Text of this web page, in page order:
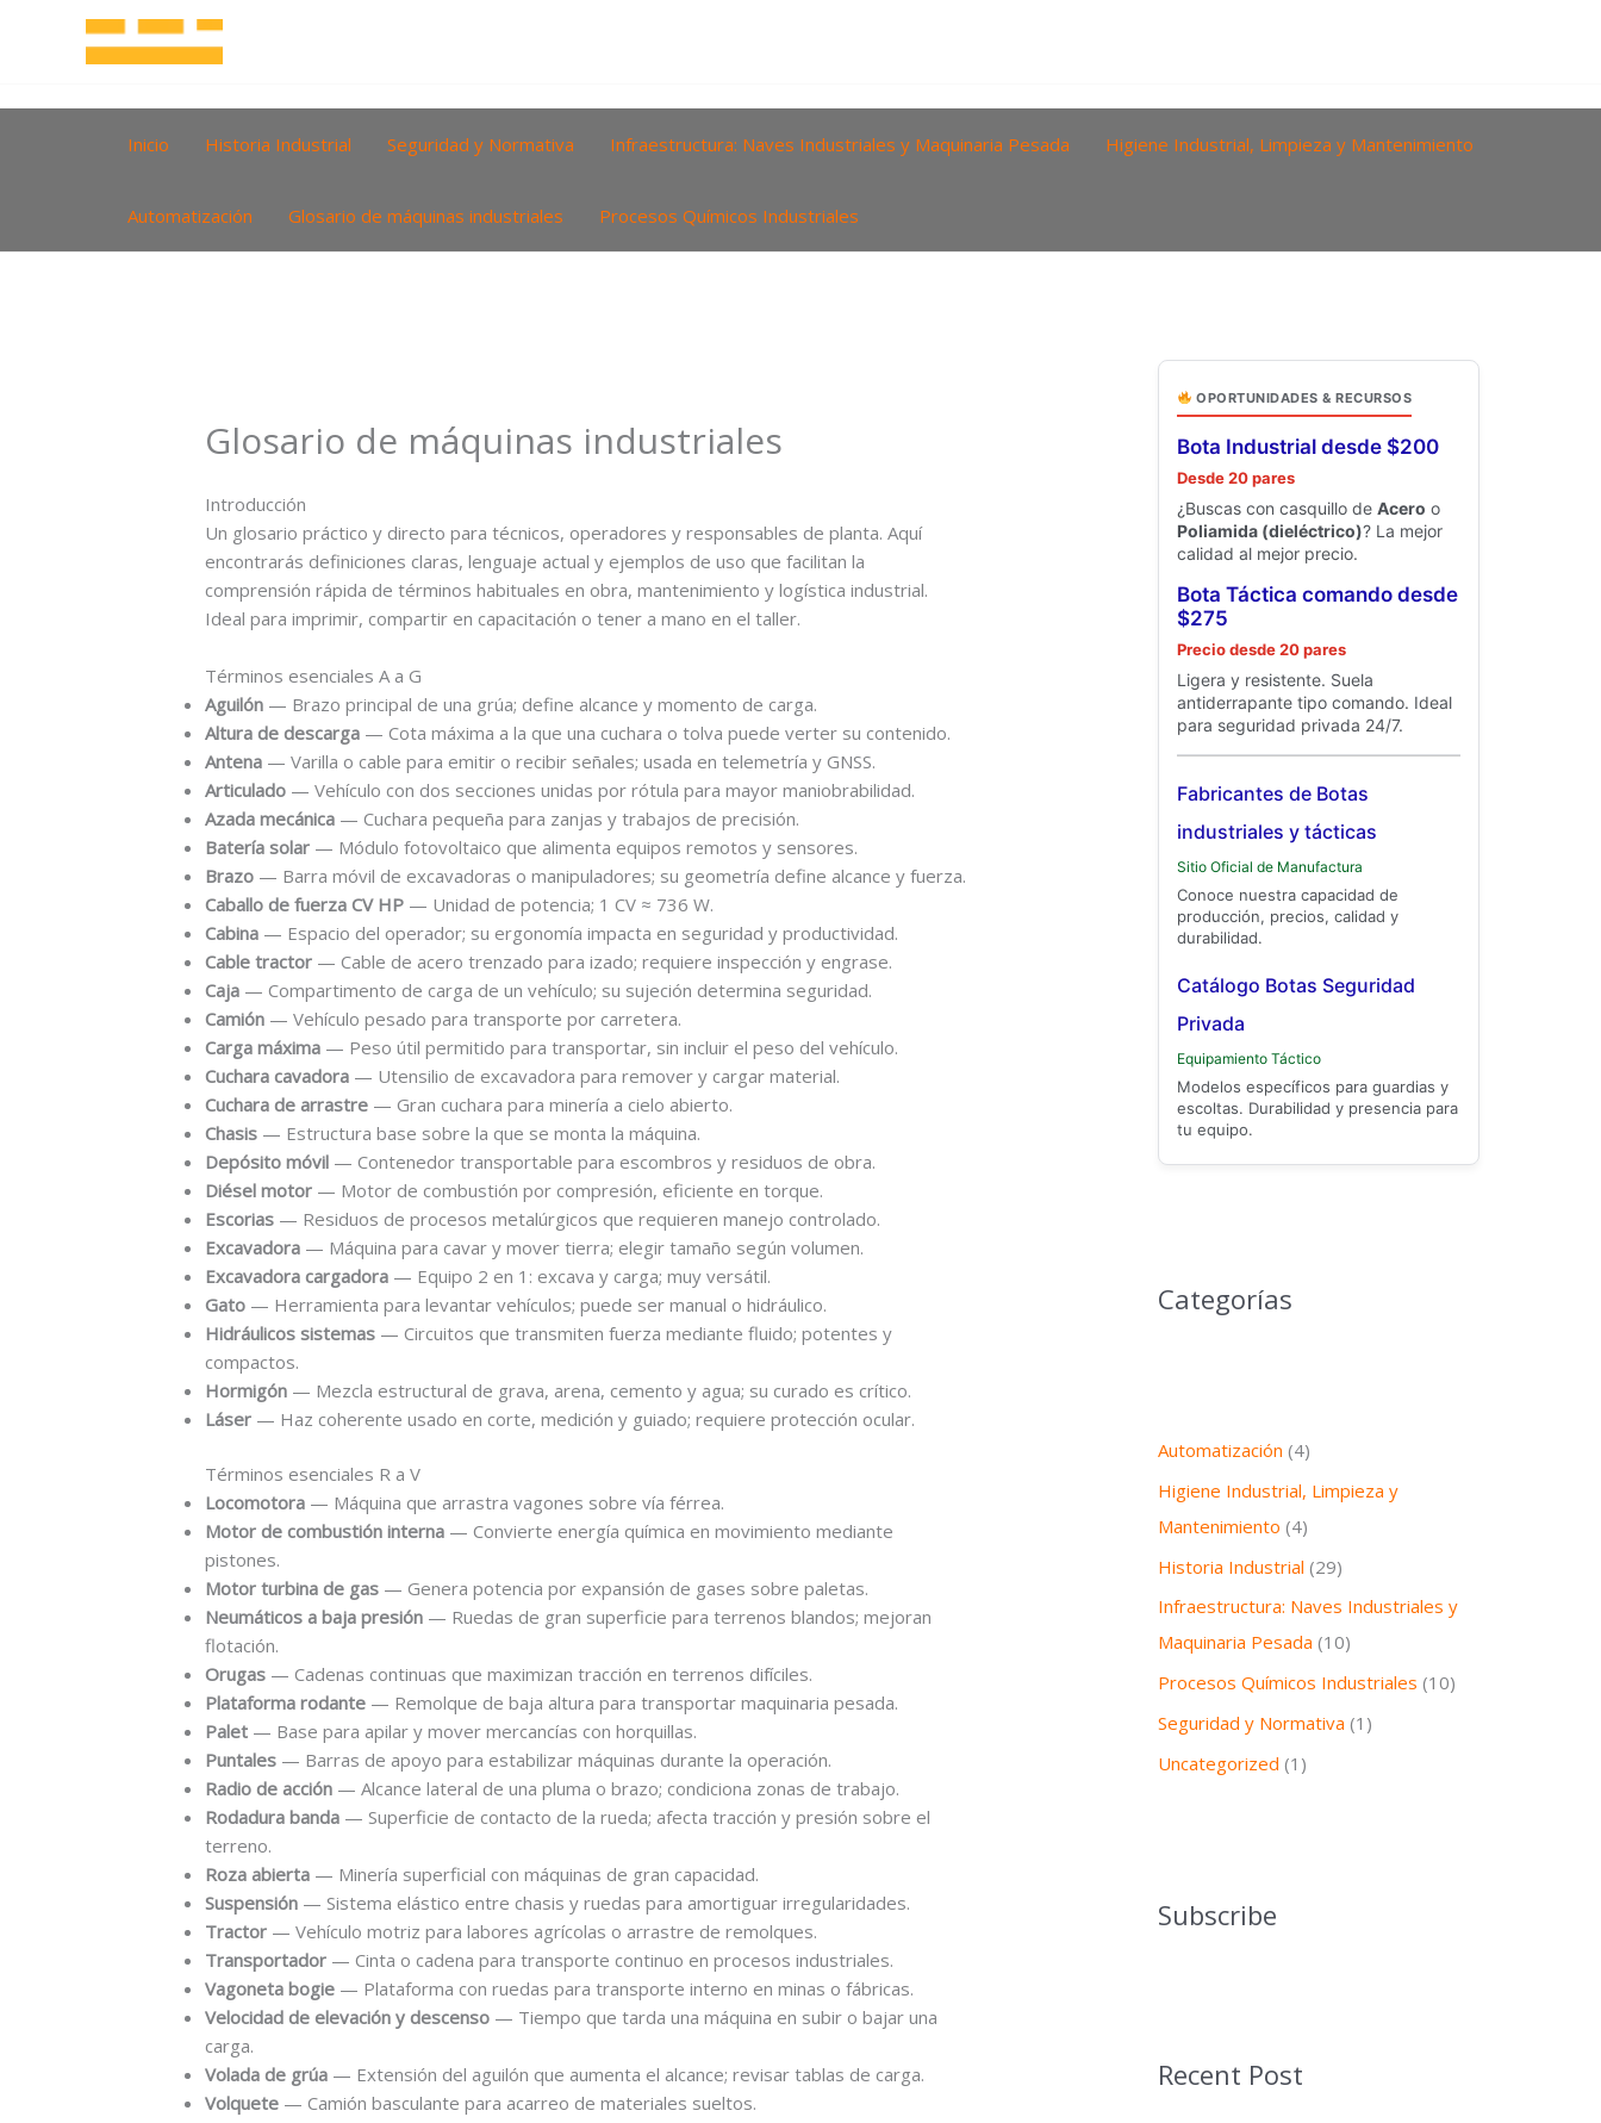
Inicio Historia Industrial Seguridad y Normativa Infraestructura: Naves Industriales y Maquinaria Pesada Higiene Industrial, Limpieza y Mantenimiento
Automatización Glosario de máquinas industriales Procesos Químicos Industriales
Glosario de máquinas industriales
Introducción
Un glosario práctico y directo para técnicos, operadores y responsables de planta. Aquí
encontrarás definiciones claras, lenguaje actual y ejemplos de uso que facilitan la
comprensión rápida de términos habituales en obra, mantenimiento y logística industrial.
Ideal para imprimir, compartir en capacitación o tener a mano en el taller.
Términos esenciales A a G
Aguilón — Brazo principal de una grúa; define alcance y momento de carga.
Altura de descarga — Cota máxima a la que una cuchara o tolva puede verter su contenido.
Antena — Varilla o cable para emitir o recibir señales; usada en telemetría y GNSS.
Articulado — Vehículo con dos secciones unidas por rótula para mayor maniobrabilidad.
Azada mecánica — Cuchara pequeña para zanjas y trabajos de precisión.
Batería solar — Módulo fotovoltaico que alimenta equipos remotos y sensores.
Brazo — Barra móvil de excavadoras o manipuladores; su geometría define alcance y fuerza.
Caballo de fuerza CV HP — Unidad de potencia; 1 CV ≈ 736 W.
Cabina — Espacio del operador; su ergonomía impacta en seguridad y productividad.
Cable tractor — Cable de acero trenzado para izado; requiere inspección y engrase.
Caja — Compartimento de carga de un vehículo; su sujeción determina seguridad.
Camión — Vehículo pesado para transporte por carretera.
Carga máxima — Peso útil permitido para transportar, sin incluir el peso del vehículo.
Cuchara cavadora — Utensilio de excavadora para remover y cargar material.
Cuchara de arrastre — Gran cuchara para minería a cielo abierto.
Chasis — Estructura base sobre la que se monta la máquina.
Depósito móvil — Contenedor transportable para escombros y residuos de obra.
Diésel motor — Motor de combustión por compresión, eficiente en torque.
Escorias — Residuos de procesos metalúrgicos que requieren manejo controlado.
Excavadora — Máquina para cavar y mover tierra; elegir tamaño según volumen.
Excavadora cargadora — Equipo 2 en 1: excava y carga; muy versátil.
Gato — Herramienta para levantar vehículos; puede ser manual o hidráulico.
Hidráulicos sistemas — Circuitos que transmiten fuerza mediante fluido; potentes y
compactos.
Hormigón — Mezcla estructural de grava, arena, cemento y agua; su curado es crítico.
Láser — Haz coherente usado en corte, medición y guiado; requiere protección ocular.
Términos esenciales R a V
Locomotora — Máquina que arrastra vagones sobre vía férrea.
Motor de combustión interna — Convierte energía química en movimiento mediante
pistones.
Motor turbina de gas — Genera potencia por expansión de gases sobre paletas.
Neumáticos a baja presión — Ruedas de gran superficie para terrenos blandos; mejoran
flotación.
Orugas — Cadenas continuas que maximizan tracción en terrenos difíciles.
Plataforma rodante — Remolque de baja altura para transportar maquinaria pesada.
Palet — Base para apilar y mover mercancías con horquillas.
Puntales — Barras de apoyo para estabilizar máquinas durante la operación.
Radio de acción — Alcance lateral de una pluma o brazo; condiciona zonas de trabajo.
Rodadura banda — Superficie de contacto de la rueda; afecta tracción y presión sobre el
terreno.
Roza abierta — Minería superficial con máquinas de gran capacidad.
Suspensión — Sistema elástico entre chasis y ruedas para amortiguar irregularidades.
Tractor — Vehículo motriz para labores agrícolas o arrastre de remolques.
Transportador — Cinta o cadena para transporte continuo en procesos industriales.
Vagoneta bogie — Plataforma con ruedas para transporte interno en minas o fábricas.
Velocidad de elevación y descenso — Tiempo que tarda una máquina en subir o bajar una
carga.
Volada de grúa — Extensión del aguilón que aumenta el alcance; revisar tablas de carga.
Volquete — Camión basculante para acarreo de materiales sueltos.
OPORTUNIDADES & RECURSOS
Bota Industrial desde $200
Desde 20 pares
¿Buscas con casquillo de Acero o
Poliamida (dieléctrico)? La mejor
calidad al mejor precio.
Bota Táctica comando desde
$275
Precio desde 20 pares
Ligera y resistente. Suela
antiderrapante tipo comando. Ideal
para seguridad privada 24/7.
Fabricantes de Botas
industriales y tácticas
Sitio Oficial de Manufactura
Conoce nuestra capacidad de
producción, precios, calidad y
durabilidad.
Catálogo Botas Seguridad
Privada
Equipamiento Táctico
Modelos específicos para guardias y
escoltas. Durabilidad y presencia para
tu equipo.
Categorías
Automatización (4)
Higiene Industrial, Limpieza y
Mantenimiento (4)
Historia Industrial (29)
Infraestructura: Naves Industriales y
Maquinaria Pesada (10)
Procesos Químicos Industriales (10)
Seguridad y Normativa (1)
Uncategorized (1)
Subscribe
Recent Post